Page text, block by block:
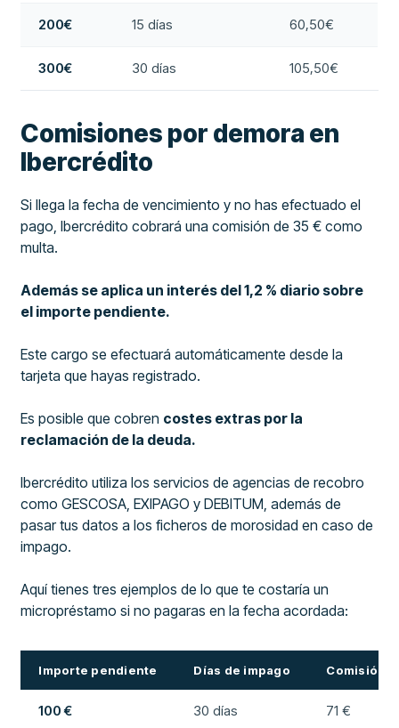
200€ 15 días 60,50€
300€ 30 días 105,50€
Comisiones por demora en
Ibercrédito
Si llega la fecha de vencimiento y no has efectuado el
pago, Ibercrédito cobrará una comisión de 35 € como
multa.
Además se aplica un interés del 1,2 % diario sobre
el importe pendiente.
Este cargo se efectuará automáticamente desde la
tarjeta que hayas registrado.
Es posible que cobren costes extras por la
reclamación de la deuda.
Ibercrédito utiliza los servicios de agencias de recobro
como GESCOSA, EXIPAGO y DEBITUM, además de
pasar tus datos a los ficheros de morosidad en caso de
impago.
Aquí tienes tres ejemplos de lo que te costaría un
micropréstamo si no pagaras en la fecha acordada:
Importe pendiente Días de impago Comisión
100 € 30 días 71 €